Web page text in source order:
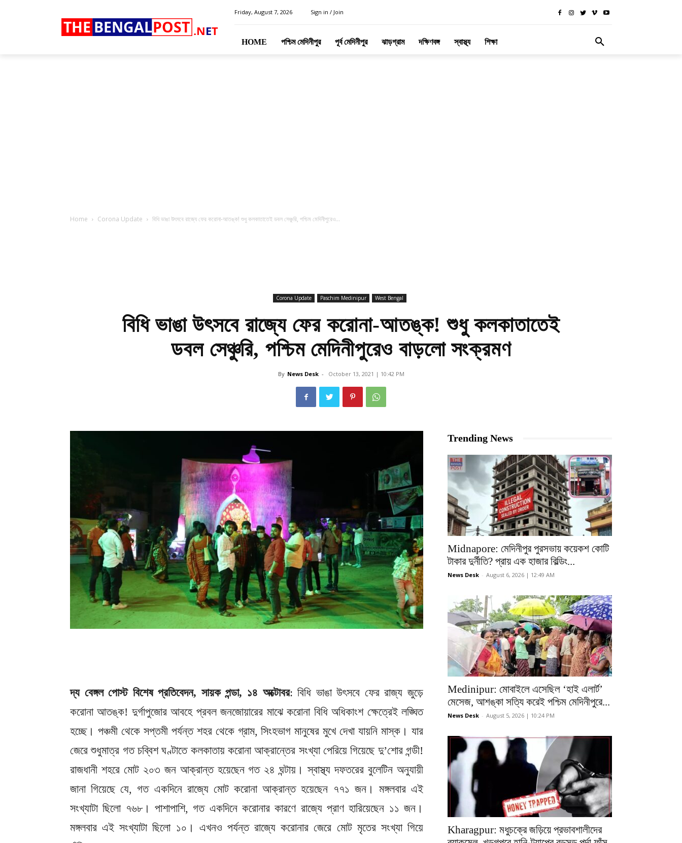
.NET
THE BENGALPOST
Friday, August 7, 2026 Sign in / Join
HOME পশ্চিম মেদিনীপুর পূর্ব মেদিনীপুর ঝাড়গ্রাম দক্ষিণবঙ্গ স্বাস্থ্য শিক্ষা
Home Corona Update বিধি ভাঙা উৎসবে রাজ্যে ফের করোনা-আতঙ্ক! শুধু কলকাতাতেই ডবল সেঞ্চুরি, পশ্চিম মেদিনীপুরেও...
Corona Update Paschim Medinipur West Bengal
বিধি ভাঙা উৎসবে রাজ্যে ফের করোনা-আতঙ্ক! শুধু কলকাতাতেই
ডবল সেঞ্চুরি, পশ্চিম মেদিনীপুরেও বাড়লো সংক্রমণ
By News Desk - October 13, 2021 | 10:42 PM
দ্য বেঙ্গল পোস্ট বিশেষ প্রতিবেদন, সায়ক পন্ডা, ১৪ অক্টোবর: বিধি ভাঙা উৎসবে ফের রাজ্য জুড়ে
করোনা আতঙ্ক! দুর্গাপুজোর আবহে প্রবল জনজোয়ারের মাঝে করোনা বিধি অধিকাংশ ক্ষেত্রেই লঙ্ঘিত
হচ্ছে। পঞ্চমী থেকে সপ্তমী পর্যন্ত শহর থেকে গ্রাম, সিংহভাগ মানুষের মুখে দেখা যায়নি মাস্ক। যার
জেরে শুধুমাত্র গত চব্বিশ ঘণ্টাতে কলকাতায় করোনা আক্রান্তের সংখ্যা পেরিয়ে গিয়েছে দু’শোর গন্ডী!
রাজধানী শহরে মোট ২০৩ জন আক্রান্ত হয়েছেন গত ২৪ ঘন্টায়। স্বাস্থ্য দফতরের বুলেটিন অনুযায়ী
জানা গিয়েছে যে, গত একদিনে রাজ্যে মোট করোনা আক্রান্ত হয়েছেন ৭৭১ জন। মঙ্গলবার এই
সংখ্যাটা ছিলো ৭৬৮। পাশাপাশি, গত একদিনে করোনার কারণে রাজ্যে প্রাণ হারিয়েছেন ১১ জন।
মঙ্গলবার এই সংখ্যাটা ছিলো ১০। এখনও পর্যন্ত রাজ্যে করোনার জেরে মোট মৃতের সংখ্যা গিয়ে
Trending News
Midnapore: মেদিনীপুর পুরসভায় কয়েকশ কোটি
টাকার দুর্নীতি? প্রায় এক হাজার বিল্ডিং...
News Desk - August 6, 2026 | 12:49 AM
Medinipur: মোবাইলে এসেছিল ‘হাই এলার্ট’
মেসেজ, আশঙ্কা সত্যি করেই পশ্চিম মেদিনীপুরে...
News Desk - August 5, 2026 | 10:24 PM
Kharagpur: মধুচক্রে জড়িয়ে প্রভাবশালীদের